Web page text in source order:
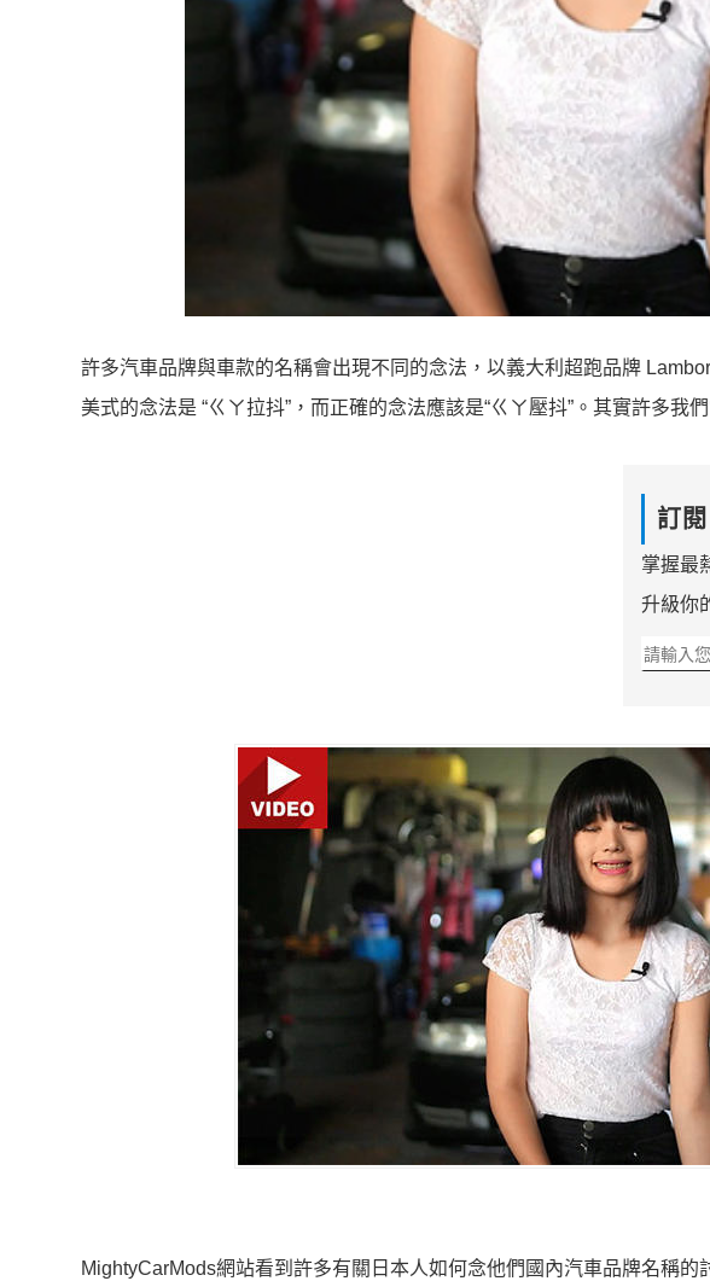
許多汽車品牌與車款的名稱會出現不同的念法，以義大利超跑品牌
美式的念法是 “ㄍㄚ拉抖”，而正確的念法應該是“ㄍㄚ壓抖”。其實許多
訂
掌握最
升級你
MightyCarMods網站看到許多有關日本人如何念他們國內汽車品牌名稱